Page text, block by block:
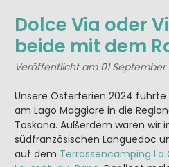
Dolce Via oder
beide mit dem
Veröffentlicht am 01 September
Unsere Osterferien 2024
am Lago Maggiore in die
Toskana. Außerdem waren wir
südfranzösischen Languedoc
auf dem Terrassencamping